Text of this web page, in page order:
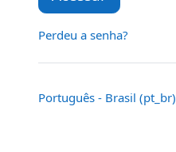
Perdeu a senha?
Português - Brasil ‎(pt_br)‎